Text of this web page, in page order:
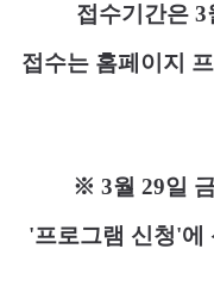
접수기간은 3
접수는 홈페이지
※ 3월 29일
'프로그램 신청'에